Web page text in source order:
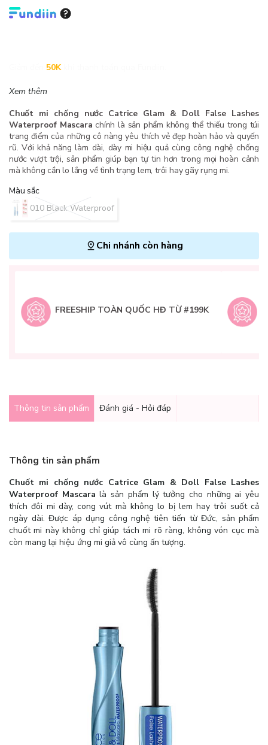
50K
Xem thêm
Chuốt mi chống nước Catrice Glam & Doll False Lashes
Waterproof Mascarachính là sản phẩm không thể thiếu trong túi
trang điểm của những cô nàng yêu thích vẻ đẹp hoàn hảo và quyến
rũ. Với khả năng làm dài, dày mi hiệu quả cùng công nghệ chống
nước vượt trội, sản phẩm giúp bạn tự tin hơn trong mọi hoàn cảnh
mà không cần lo lắng về tình trạng lem, trôi hay gãy rụng mi.
Màu sắc
010 Black Waterproof
Chi nhánh còn hàng
FREESHIP TOÀN QUỐC HĐ TỪ #199K
Thông tin sản phẩm Đánh giá - Hỏi đáp
Thông tin sản phẩm
Chuốt mi chống nước Catrice Glam & Doll False Lashes
Waterproof Mascaralà sản phẩm lý tưởng cho những ai yêu
thích đôi mi dày, cong vút mà không lo bị lem hay trôi suốt cả
ngày dài. Được áp dụng công nghệ tiên tiến từ Đức, sản phẩm
chuốt mi này không chỉ giúp tách mi rõ ràng, không vón cục mà
còn mang lại hiệu ứng mi giả vô cùng ấn tượng.